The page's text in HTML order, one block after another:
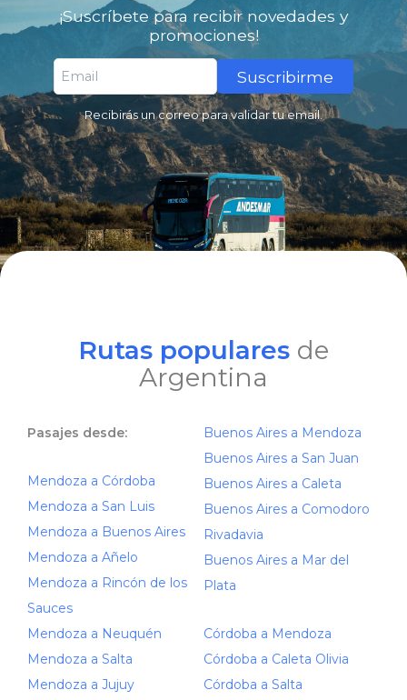
¡Suscríbete para recibir novedades y
promociones!
Suscribirme
Recibirás un correo para validar tu email.
Rutas populares de
Argentina
Pasajes desde:
Mendoza a Córdoba
Mendoza a San Luis
Mendoza a Buenos Aires
Mendoza a Añelo
Mendoza a Rincón de los
Sauces
Mendoza a Neuquén
Mendoza a Salta
Mendoza a Jujuy
Buenos Aires a Mendoza
Buenos Aires a San Juan
Buenos Aires a Caleta
Buenos Aires a Comodoro
Rivadavia
Buenos Aires a Mar del
Plata
Córdoba a Mendoza
Córdoba a Caleta Olivia
Córdoba a Salta